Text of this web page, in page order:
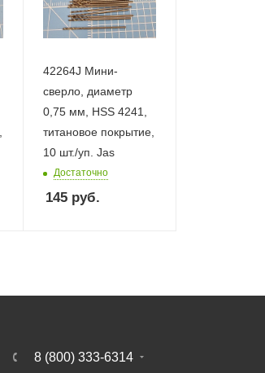
42264J Мини-
сверло, диаметр
0,75 мм, HSS 4241,
титановое покрытие,
10 шт./уп. Jas
Достаточно
145 руб.
8 (800) 333-6314